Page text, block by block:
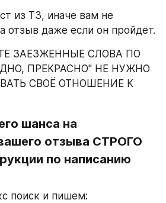
из ТЗ, иначе вам не
отзыв даже если он пройдет.
ЗАЕЗЖЕННЫЕ СЛОВА ПО
ПРЕКРАСНО" НЕ НУЖНО
СВОЁ ОТНОШЕНИЕ К
шанса на
отзыва СТРОГО
по написанию
поиск и пишем: